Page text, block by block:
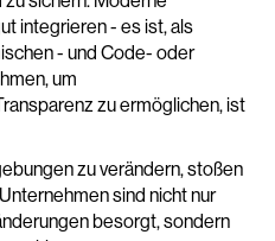
integrieren - es ist, als
- und Code- oder
um
zu ermöglichen, ist
zu verändern, stoßen
sind nicht nur
besorgt, sondern